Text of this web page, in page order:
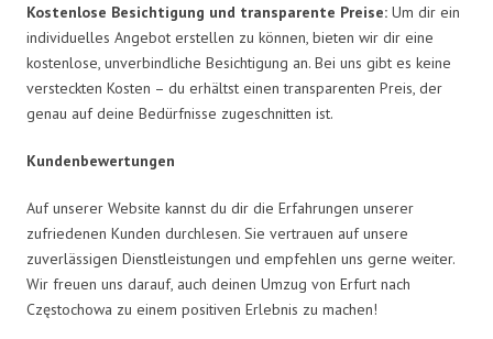
Kostenlose Besichtigung und transparente Preise: Um dir ein
individuelles Angebot erstellen zu können, bieten wir dir eine
kostenlose, unverbindliche Besichtigung an. Bei uns gibt es keine
versteckten Kosten – du erhältst einen transparenten Preis, der
genau auf deine Bedürfnisse zugeschnitten ist.
Kundenbewertungen
Auf unserer Website kannst du dir die Erfahrungen unserer
zufriedenen Kunden durchlesen. Sie vertrauen auf unsere
zuverlässigen Dienstleistungen und empfehlen uns gerne weiter.
Wir freuen uns darauf, auch deinen Umzug von Erfurt nach
Częstochowa zu einem positiven Erlebnis zu machen!